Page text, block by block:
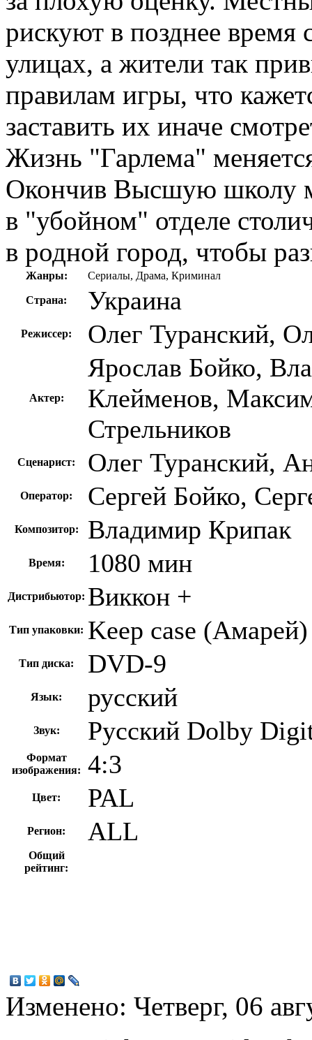
рискуют в позднее время
улицах, а жители так
правилам игры, что
заставить их иначе
Жизнь "Гарлема"
Окончив Высшую школу
в "убойном" отделе
в родной город, чтобы
Жанры: Сериалы, Драма, Криминал
Страна: Украина
Режиссер: Олег Туранский,
Актер:
Ярослав Бойко,
Клейменов,
Стрельников
Сценарист: Олег Туранский,
Оператор: Сергей Бойко,
Композитор: Владимир Крипак
Время: 1080 мин
Дистрибьютор: Виккон +
Тип упаковки: Keep case
Тип диска: DVD-9
Язык: русский
Звук: Русский Dolby
Формат
изображения:
4:3
Цвет: PAL
Регион: ALL
Общий
рейтинг:
Изменено: Четверг, 06